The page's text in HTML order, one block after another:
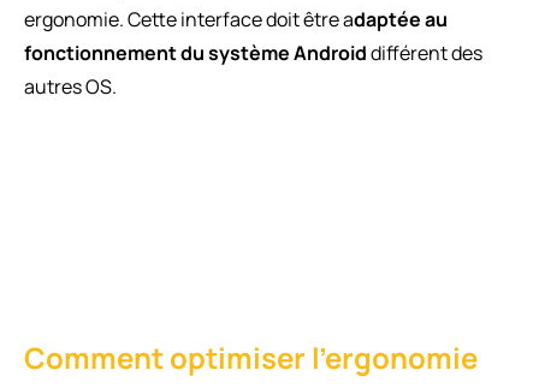
ergonomie. Cette interface doit être adaptée au
fonctionnement du système Androiddifférent des
autres OS.
Comment optimiser l’ergonomie